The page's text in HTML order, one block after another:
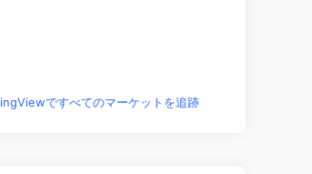
ですべてのマーケットを追跡